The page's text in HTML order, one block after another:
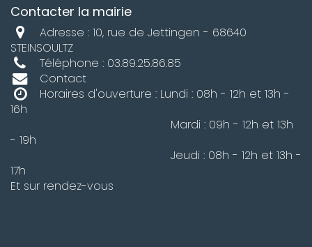
Contacter la mairie
Adresse : 10, rue de Jettingen - 68640
STEINSOULTZ
Téléphone : 03.89.25.86.85
Contact
Horaires d'ouverture : Lundi : 08h - 12h et 13h -
16h
Mardi : 09h - 12h et 13h
- 19h
Jeudi : 08h - 12h et 13h -
17h
Et sur rendez-vous